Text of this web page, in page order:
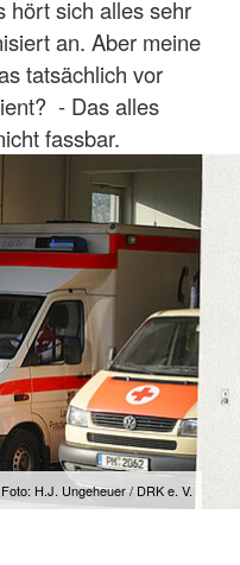
hört sich alles sehr
an. Aber meine
tatsächlich vor
- Das alles
fassbar.
Foto: H.J. Ungeheuer / DRK e. V.